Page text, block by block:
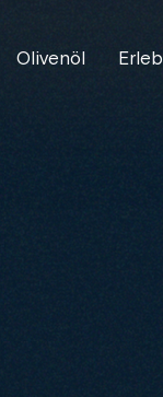
Olivenöl